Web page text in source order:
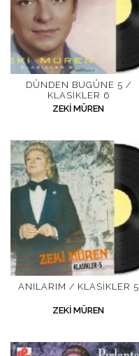
DÜNDEN BUGÜNE 5 /
KLASIKLER 6
ZEKI MÜREN
ANILARIM / KLASIKLER 5
ZEKI MÜREN